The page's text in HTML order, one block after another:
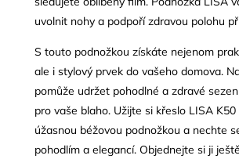
uvolnit nohy a podpoří zdravou polohu
S touto podnožkou získáte nejenom
ale i stylový prvek do vašeho domova.
pomůže udržet pohodlné a zdravé
pro vaše blaho. Užijte si křeslo LISA
úžasnou béžovou podnožkou a nechte
pohodlím a elegancí. Objednejte si ji